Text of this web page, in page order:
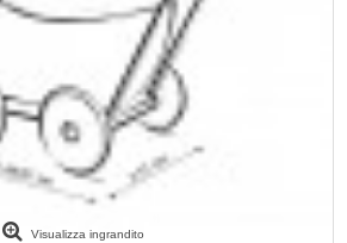
Visualizza ingrandito